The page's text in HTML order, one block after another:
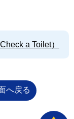
a Toilet）
へ戻る